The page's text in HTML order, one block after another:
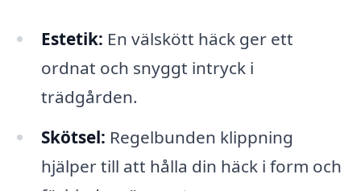
Estetik: En välskött häck ger ett
ordnat och snyggt intryck i
trädgården.
Skötsel: Regelbunden klippning
hjälper till att hålla din häck i form och